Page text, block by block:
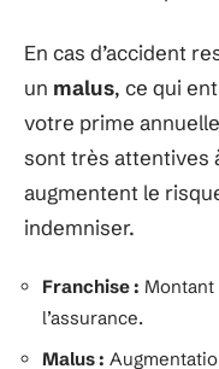
En cas d’accident
un malus, ce qui
votre prime
sont très attentives
augmentent le
indemniser.
Franchise : Montant
l’assurance.
Malus :